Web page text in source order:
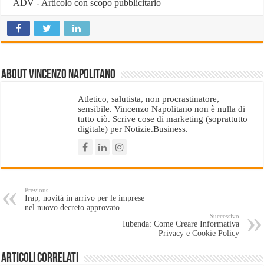
ADV - Articolo con scopo pubblicitario
About Vincenzo Napolitano
Atletico, salutista, non procrastinatore,
sensibile. Vincenzo Napolitano non è nulla di
tutto ciò. Scrive cose di marketing (soprattutto
digitale) per Notizie.Business.
Previous
Irap, novità in arrivo per le imprese
nel nuovo decreto approvato
Successivo
Iubenda: Come Creare Informativa
Privacy e Cookie Policy
Articoli Correlati